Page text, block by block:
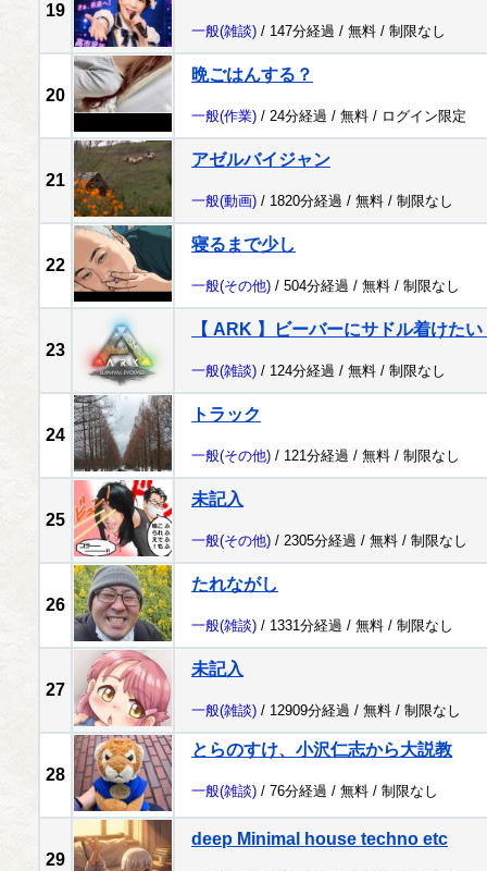
19
一般(雑談) / 147分経過 / 無料 / 制限なし
20
晩ごはんする？
一般(作業) / 24分経過 / 無料 / ログイン限定
21
アゼルバイジャン
一般(動画) / 1820分経過 / 無料 / 制限なし
22
寝るまで少し
一般(その他) / 504分経過 / 無料 / 制限なし
23
【 ARK 】ビーバーにサドル着けた
一般(雑談) / 124分経過 / 無料 / 制限なし
24
トラック
一般(その他) / 121分経過 / 無料 / 制限なし
25
未記入
一般(その他) / 2305分経過 / 無料 / 制限なし
26
たれながし
一般(雑談) / 1331分経過 / 無料 / 制限なし
27
未記入
一般(雑談) / 12909分経過 / 無料 / 制限なし
28
とらのすけ、小沢仁志から大説教
一般(雑談) / 76分経過 / 無料 / 制限なし
29
deep Minimal house techno etc